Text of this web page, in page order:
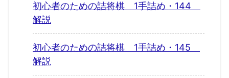
初心者のための詰将棋 1手詰め・144
解説
初心者のための詰将棋 1手詰め・145
解説